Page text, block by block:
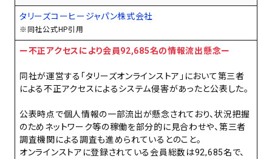
タリーズコーヒージャパン株式会社
※同社公式HP引用
ー不正アクセスにより会員92,685名の情報流出懸念ー
同社が運営する「タリーズオンラインストア」において第三者
による不正アクセスによるシステム侵害があったと公表した。
公表時点で個人情報の一部流出が懸念されており、状況把握
のためネットワーク等の稼働を部分的に見合わせや、第三者
調査機関による調査も進められているとのこと。
オンラインストアに登録されている会員総数は92,685名で、